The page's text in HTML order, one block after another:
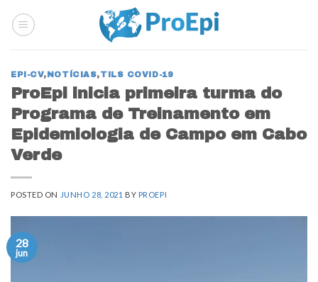
EPI-CV,NOTÍCIAS,TILS COVID-19
ProEpi inicia primeira turma do
Programa de Treinamento em
Epidemiologia de Campo em Cabo
Verde
POSTED ON JUNHO 28, 2021 BY PROEPI
28
jun